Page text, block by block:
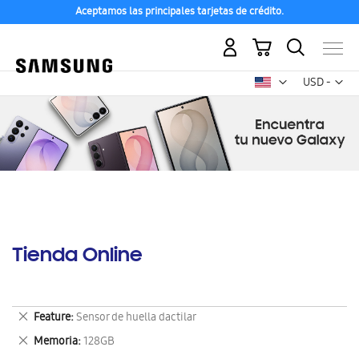
Aceptamos las principales tarjetas de crédito.
USD -
dólar
Mi carrito
Tienda Online
Feature Sensor de huella dactilar
Eliminar
este
artículo
Memoria 128GB
Eliminar